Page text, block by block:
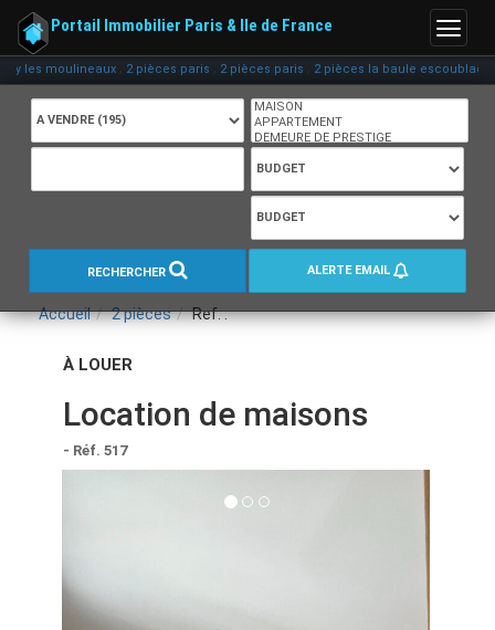
moulineaux ,2 pièces paris , 2 pièces paris , 2 pièces la baule escoublac ,2
Menu
Portail Immobilier Paris & Ile de France
RECHERCHER ALERTE EMAIL
Accueil 2 pièces Ref. :
À LOUER
Location de maisons
- Réf. 517